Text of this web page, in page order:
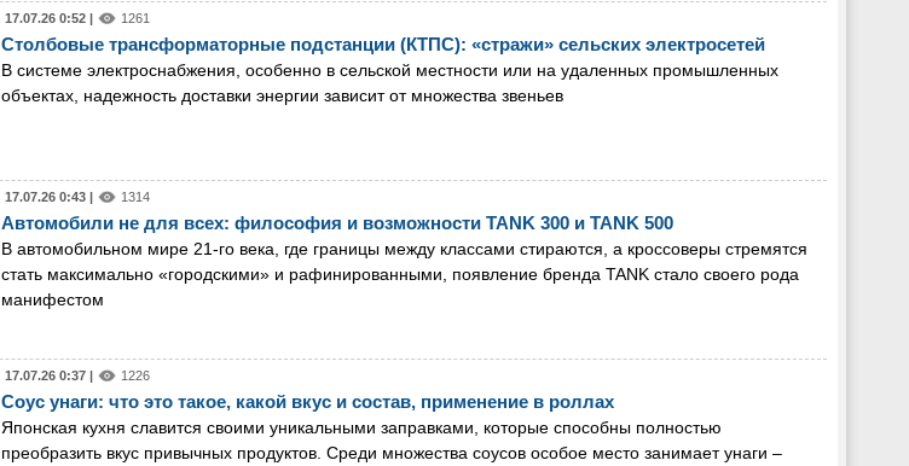
17.07.26 0:52 | 1261
Столбовые трансформаторные подстанции (КТПС): «стражи» сельских электросетей
В системе электроснабжения, особенно в сельской местности или на удаленных промышленных
объектах, надежность доставки энергии зависит от множества звеньев
17.07.26 0:43 | 1314
Автомобили не для всех: философия и возможности TANK 300 и TANK 500
В автомобильном мире 21-го века, где границы между классами стираются, а кроссоверы стремятся
стать максимально «городскими» и рафинированными, появление бренда TANK стало своего рода
манифестом
17.07.26 0:37 | 1226
Соус унаги: что это такое, какой вкус и состав, применение в роллах
Японская кухня славится своими уникальными заправками, которые способны полностью
преобразить вкус привычных продуктов. Среди множества соусов особое место занимает унаги –